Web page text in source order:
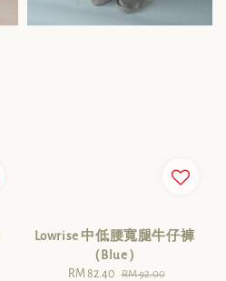
Lowrise 中低腰寬腿牛仔褲
（Blue）
Sale
RM 82.40 Regular
RM 92.00